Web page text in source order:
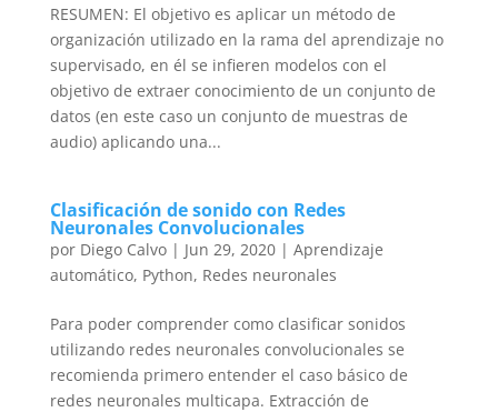
RESUMEN: El objetivo es aplicar un método de
organización utilizado en la rama del aprendizaje no
supervisado, en él se infieren modelos con el
objetivo de extraer conocimiento de un conjunto de
datos (en este caso un conjunto de muestras de
audio) aplicando una...
Clasificación de sonido con Redes
Neuronales Convolucionales
por Diego Calvo| Jun 29, 2020| Aprendizaje
automático, Python, Redes neuronales
Para poder comprender como clasificar sonidos
utilizando redes neuronales convolucionales se
recomienda primero entender el caso básico de
redes neuronales multicapa. Extracción de